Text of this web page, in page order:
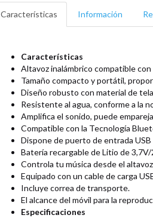
Características Información
Características
Altavoz inalámbrico compatible
Tamaño compacto y portátil,
Diseño robusto con material de
Resistente al agua, conforme a la
Amplifica el sonido, puede
Compatible con la Tecnología
Dispone de puerto de entrada
Batería recargable de Litio de
Controla tu música desde el
Equipado con un cable de carga
Incluye correa de transporte.
El alcance del móvil para la
Especificaciones